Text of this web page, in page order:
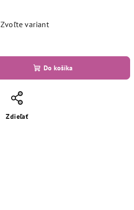
Zvoľte variant
Do košíka
Zdieľať